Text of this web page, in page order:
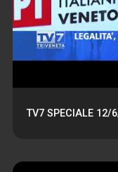
TV7 SPECIALE 12/